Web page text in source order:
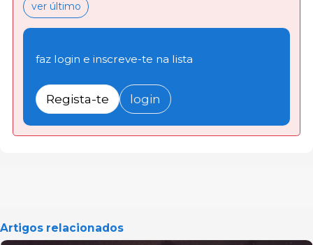
ver último
faz login e inscreve-te na lista
Regista-te login
Artigos relacionados